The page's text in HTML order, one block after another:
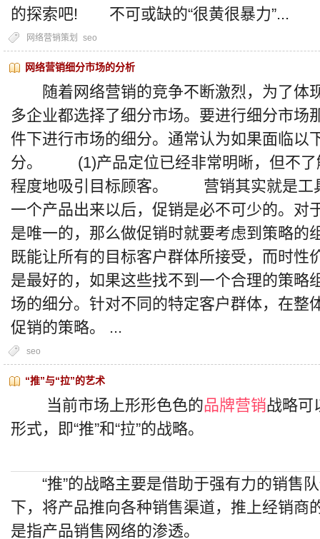
的探索吧! 不可或缺的“很黄很暴力”...
网络营销策划 seo
网络营销细分市场的分析
随着网络营销的竞争不断激烈，为了体
多企业都选择了细分市场。要进行细分市场
件下进行市场的细分。通常认为如果面临以
分。 (1)产品定位已经非常明晰，但不了
程度地吸引目标顾客。 营销其实就是工
一个产品出来以后，促销是必不可少的。对
是唯一的，那么做促销时就要考虑到策略的
既能让所有的目标客户群体所接受，而时性
是最好的，如果这些找不到一个合理的策略
场的细分。针对不同的特定客户群体，在整
促销的策略。 ...
seo
“推”与“拉”的艺术
当前市场上形形色色的品牌营销战略可
形式，即“推”和“拉”的战略。
“推”的战略主要是借助于强有力的销售
下，将产品推向各种销售渠道，推上经销商
是指产品销售网络的渗透。